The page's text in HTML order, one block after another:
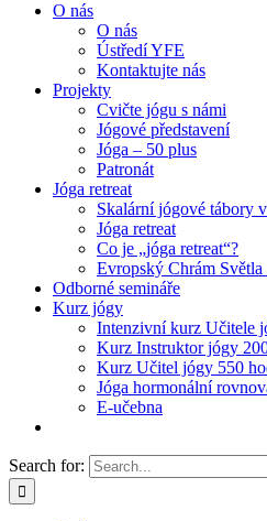
O nás
O nás
Ústředí YFE
Kontaktujte nás
Projekty
Cvičte jógu s námi
Jógové představení
Jóga – 50 plus
Patronát
Jóga retreat
Skalární jógové tábory
Jóga retreat
Co je „jóga retreat“?
Evropský Chrám Světla
Odborné semináře
Kurz jógy
Intenzivní kurz Učitele
Kurz Instruktor jógy
Kurz Učitel jógy 550
Jóga hormonální
E-učebna
Search for: